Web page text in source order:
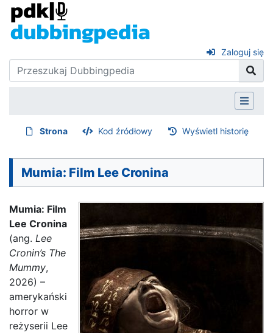
Zaloguj się
Strona Kod źródłowy Wyświetl historię
Mumia: Film Lee Cronina
Mumia: Film
Lee Cronina
(ang. Lee
Cronin’s The
Mummy,
2026) –
amerykański
horror w
reżyserii Lee